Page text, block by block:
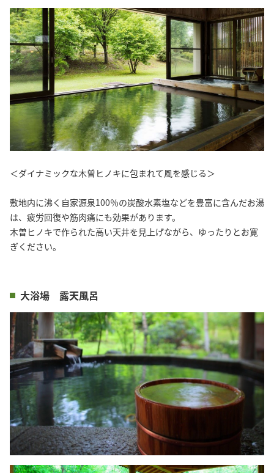
＜ダイナミックな木曽ヒノキに包まれて風を感じる＞
敷地内に沸く自家源泉100％の炭酸水素塩などを豊富に含んだお湯
は、疲労回復や筋肉痛にも効果があります。
木曽ヒノキで作られた高い天井を見上げながら、ゆったりとお寛
ぎください。
大浴場 露天風呂